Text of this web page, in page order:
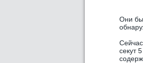
Они
секут